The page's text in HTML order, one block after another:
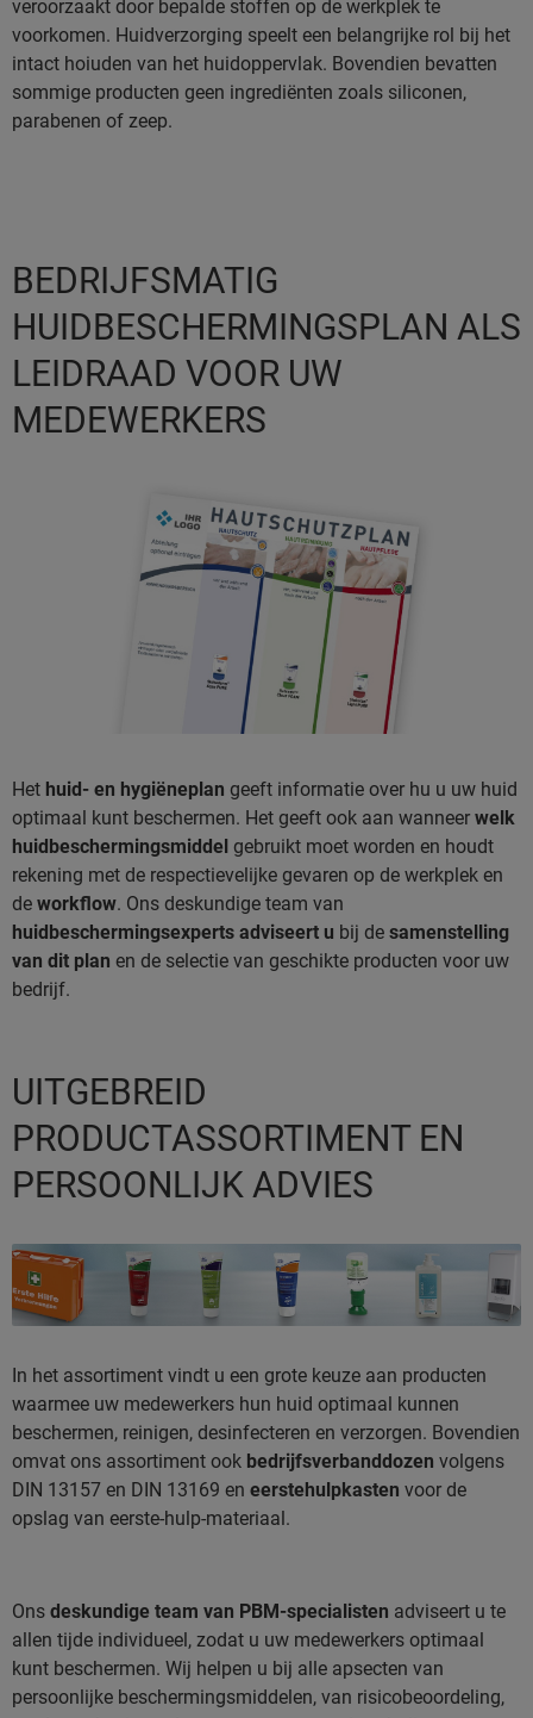
veroorzaakt door bepalde stoffen op de werkplek te
voorkomen. Huidverzorging speelt een belangrijke rol bij het
intact hoiuden van het huidoppervlak. Bovendien bevatten
sommige producten geen ingrediënten zoals siliconen,
parabenen of zeep.
BEDRIJFSMATIG
HUIDBESCHERMINGSPLAN ALS
LEIDRAAD VOOR UW
MEDEWERKERS
Het huid- en hygiëneplan geeft informatie over hu u uw huid
optimaal kunt beschermen. Het geeft ook aan wanneer welk
huidbeschermingsmiddel gebruikt moet worden en houdt
rekening met de respectievelijke gevaren op de werkplek en
de workflow. Ons deskundige team van
huidbeschermingsexperts adviseert u bij de samenstelling
van dit plan en de selectie van geschikte producten voor uw
bedrijf.
UITGEBREID
PRODUCTASSORTIMENT EN
PERSOONLIJK ADVIES
In het assortiment vindt u een grote keuze aan producten
waarmee uw medewerkers hun huid optimaal kunnen
beschermen, reinigen, desinfecteren en verzorgen. Bovendien
omvat ons assortiment ook bedrijfsverbanddozen volgens
DIN 13157 en DIN 13169 en eerstehulpkasten voor de
opslag van eerste-hulp-materiaal.
Ons deskundige team van PBM-specialisten adviseert u te
allen tijde individueel, zodat u uw medewerkers optimaal
kunt beschermen. Wij helpen u bij alle apsecten van
persoonlijke beschermingsmiddelen, van risicobeoordeling,